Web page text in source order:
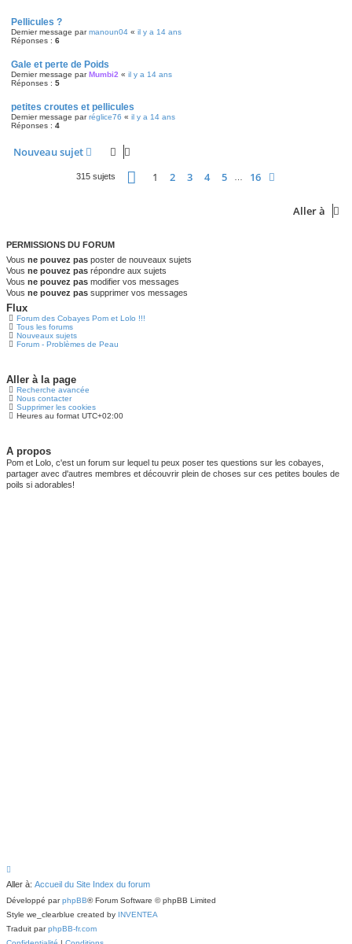
Pellicules ?
Dernier message parmanoun04 « il y a 14 ans
Réponses : 6
Gale et perte de Poids
Dernier message parMumbi2 « il y a 14 ans
Réponses : 5
petites croutes et pellicules
Dernier message parréglice76 « il y a 14 ans
Réponses : 4
Nouveau sujet
315 sujets Page 1sur16
1 2 3 4 5 16
Aller à
PERMISSIONS DU FORUM
Vous ne pouvez pas poster de nouveaux sujets
Vous ne pouvez pas répondre aux sujets
Vous ne pouvez pas modifier vos messages
Vous ne pouvez pas supprimer vos messages
Flux
Forum des Cobayes Pom et Lolo !!!
Tous les forums
Nouveaux sujets
Forum - Problèmes de Peau
Aller à la page
Recherche avancée
Nous contacter
Supprimer les cookies
Heures au format UTC+02:00
A propos
Pom et Lolo, c'est un forum sur lequel tu peux poser tes questions sur les cobayes,
partager avec d'autres membres et découvrir plein de choses sur ces petites boules de
poils si adorables!
Aller à: Accueil du Site Index du forum
Développé parphpBB® Forum Software © phpBB Limited
Style we_clearblue created by INVENTEA
Traduit parphpBB-fr.com